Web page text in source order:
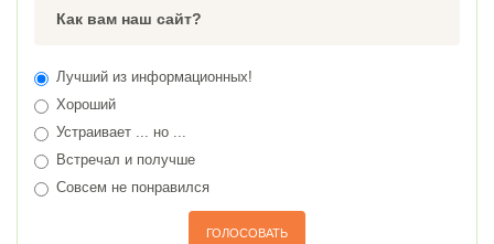
Как вам наш сайт?
Лучший из информационных!
Хороший
Устраивает ... но ...
Встречал и получше
Совсем не понравился
ГОЛОСОВАТЬ